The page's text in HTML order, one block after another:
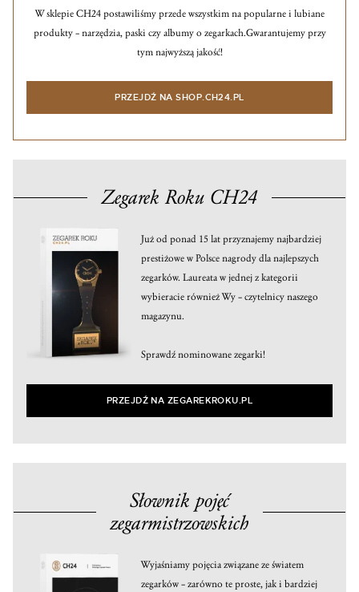
W sklepie CH24 postawiliśmy przede wszystkim na popularne i lubiane
produkty – narzędzia, paski czy albumy o zegarkach.Gwarantujemy przy
tym najwyższą jakość!
PRZEJDŹ NA SHOP.CH24.PL
Zegarek Roku CH24
Już od ponad 15 lat przyznajemy najbardziej
prestiżowe w Polsce nagrody dla najlepszych
zegarków. Laureata w jednej z kategorii
wybieracie również Wy – czytelnicy naszego
magazynu.
Sprawdź nominowane zegarki!
PRZEJDŹ NA ZEGAREKROKU.PL
Słownik pojęć
zegarmistrzowskich
Wyjaśniamy pojęcia związane ze światem
zegarków – zarówno te proste, jak i bardziej